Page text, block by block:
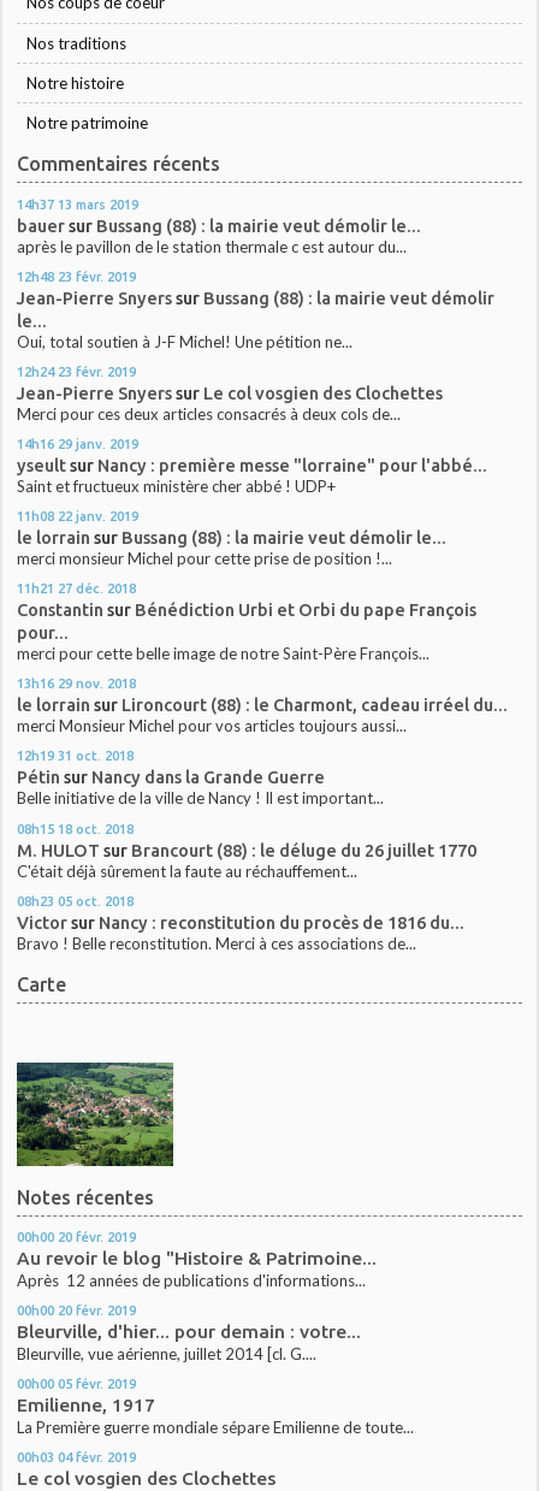
Nos traditions
Notre histoire
Notre patrimoine
Commentaires récents
14h37 13 mars 2019
bauersur Bussang (88) : la mairie veut démolir le...
après le pavillon de le station thermale c est autour du...
12h48 23 févr. 2019
Jean-Pierre Snyerssur Bussang (88) : la mairie veut démolir
le...
Oui, total soutien à J-F Michel! Une pétition ne...
12h24 23 févr. 2019
Jean-Pierre Snyerssur Le col vosgien des Clochettes
Merci pour ces deux articles consacrés à deux cols de...
14h16 29 janv. 2019
yseultsur Nancy : première messe "lorraine" pour l'abbé...
Saint et fructueux ministère cher abbé ! UDP+
11h08 22 janv. 2019
le lorrain sur Bussang (88) : la mairie veut démolir le...
merci monsieur Michel pour cette prise de position !...
11h21 27 déc. 2018
Constantin sur Bénédiction Urbi et Orbi du pape François
pour...
merci pour cette belle image de notre Saint-Père François...
13h16 29 nov. 2018
le lorrain sur Lironcourt (88) : le Charmont, cadeau irréel du...
merci Monsieur Michel pour vos articles toujours aussi...
12h19 31 oct. 2018
Pétin sur Nancy dans la Grande Guerre
Belle initiative de la ville de Nancy ! Il est important...
08h15 18 oct. 2018
M. HULOT sur Brancourt (88) : le déluge du 26 juillet 1770
C'était déjà sûrement la faute au réchauffement...
08h23 05 oct. 2018
Victorsur Nancy : reconstitution du procès de 1816 du...
Bravo ! Belle reconstitution. Merci à ces associations de...
Carte
Notes récentes
00h00 20 févr. 2019
Au revoir le blog "Histoire & Patrimoine...
Après 12 années de publications d'informations...
00h00 20 févr. 2019
Bleurville, d'hier... pour demain : votre...
Bleurville, vue aérienne, juillet 2014 [cl. G....
00h00 05 févr. 2019
Emilienne, 1917
La Première guerre mondiale sépare Emilienne de toute...
00h03 04 févr. 2019
Le col vosgien des Clochettes